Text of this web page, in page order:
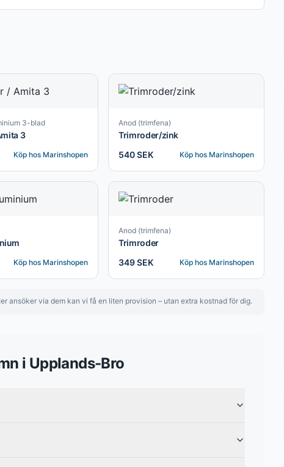
3-blad
3
Köp hos Marinshopen
Anod (trimfena)
Trimroder/zink
540 SEK
Köp hos Marinshopen
Köp hos Marinshopen
Anod (trimfena)
Trimroder
349 SEK
Köp hos Marinshopen
ansöker via dem kan vi få en liten provision – utan extra kostnad för dig.
i Upplands-Bro